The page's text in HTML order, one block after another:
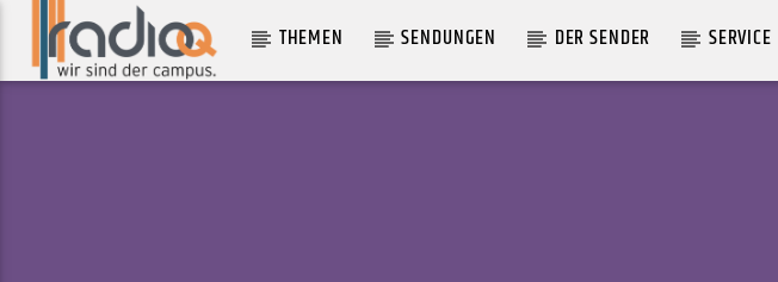
THEMEN SENDUNGEN DER SENDER SERVICE